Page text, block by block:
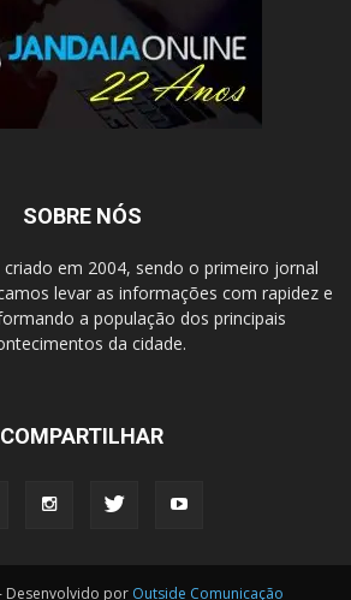
SOBRE NÓS
criado em 2004, sendo o primeiro jornal
levar as informações com rapidez e
a população dos principais
da cidade.
COMPARTILHAR
Desenvolvido por Outside Comunicação